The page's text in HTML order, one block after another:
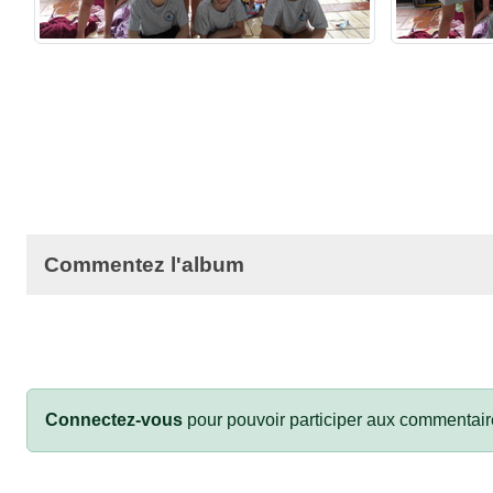
Commentez l'album
Connectez-vous pour pouvoir participer aux